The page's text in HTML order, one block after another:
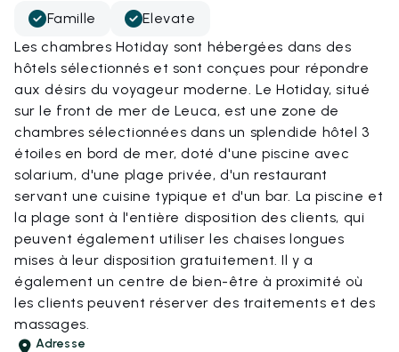
Famille
Elevate
Les chambres Hotiday sont hébergées dans des
hôtels sélectionnés et sont conçues pour répondre
aux désirs du voyageur moderne. Le Hotiday, situé
sur le front de mer de Leuca, est une zone de
chambres sélectionnées dans un splendide hôtel 3
étoiles en bord de mer, doté d'une piscine avec
solarium, d'une plage privée, d'un restaurant
servant une cuisine typique et d'un bar. La piscine et
la plage sont à l'entière disposition des clients, qui
peuvent également utiliser les chaises longues
mises à leur disposition gratuitement. Il y a
également un centre de bien-être à proximité où
les clients peuvent réserver des traitements et des
massages.
Adresse